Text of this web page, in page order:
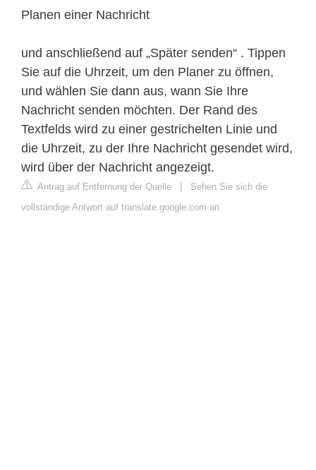
Planen einer Nachricht
und anschließend auf „Später senden“ . Tippen
Sie auf die Uhrzeit, um den Planer zu öffnen,
und wählen Sie dann aus, wann Sie Ihre
Nachricht senden möchten. Der Rand des
Textfelds wird zu einer gestrichelten Linie und
die Uhrzeit, zu der Ihre Nachricht gesendet wird,
wird über der Nachricht angezeigt.
Antrag auf Entfernung der Quelle | Sehen Sie sich die
vollständige Antwort auf translate.google.com an